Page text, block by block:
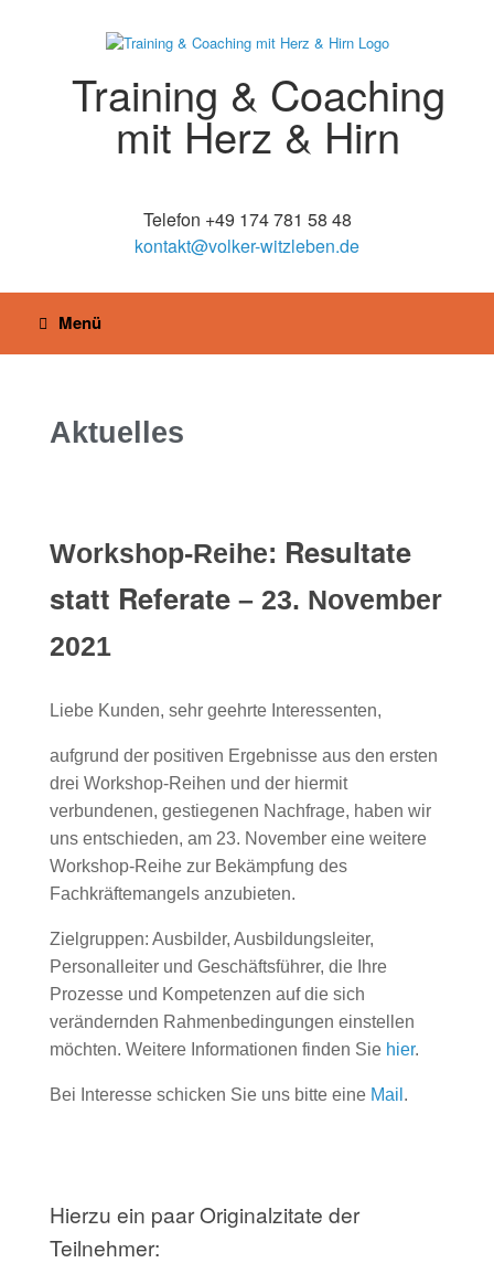
Training & Coaching
mit Herz & Hirn
Telefon +49 174 781 58 48
kontakt@volker-witzleben.de
Menü
Aktuelles
Workshop-Reihe: Resultate
statt Referate – 23. November
2021
Liebe Kunden, sehr geehrte Interessenten,
aufgrund der positiven Ergebnisse aus den ersten
drei Workshop-Reihen und der hiermit
verbundenen, gestiegenen Nachfrage, haben wir
uns entschieden, am 23. November eine weitere
Workshop-Reihe zur Bekämpfung des
Fachkräftemangels anzubieten.
Zielgruppen: Ausbilder, Ausbildungsleiter,
Personalleiter und Geschäftsführer, die Ihre
Prozesse und Kompetenzen auf die sich
verändernden Rahmenbedingungen einstellen
möchten. Weitere Informationen finden Sie hier.
Bei Interesse schicken Sie uns bitte eine Mail .
Hierzu ein paar Originalzitate der
Teilnehmer: